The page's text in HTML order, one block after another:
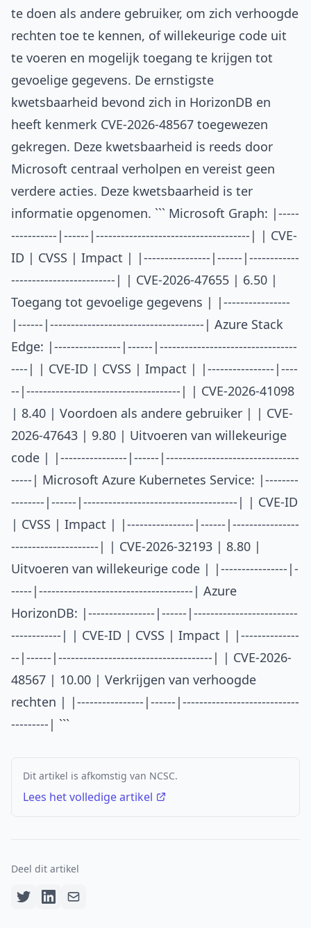
te doen als andere gebruiker, om zich verhoogde
rechten toe te kennen, of willekeurige code uit
te voeren en mogelijk toegang te krijgen tot
gevoelige gegevens. De ernstigste
kwetsbaarheid bevond zich in HorizonDB en
heeft kenmerk CVE-2026-48567 toegewezen
gekregen. Deze kwetsbaarheid is reeds door
Microsoft centraal verholpen en vereist geen
verdere acties. Deze kwetsbaarheid is ter
informatie opgenomen. ``` Microsoft Graph: |-----
-----------|------|-------------------------------------| | CVE-
ID | CVSS | Impact | |----------------|------|------------
-------------------------| | CVE-2026-47655 | 6.50 |
Toegang tot gevoelige gegevens | |----------------
|------|-------------------------------------| Azure Stack
Edge: |----------------|------|---------------------------------
----| | CVE-ID | CVSS | Impact | |----------------|----
--|-------------------------------------| | CVE-2026-41098
| 8.40 | Voordoen als andere gebruiker | | CVE-
2026-47643 | 9.80 | Uitvoeren van willekeurige
code | |----------------|------|--------------------------------
-----| Microsoft Azure Kubernetes Service: |--------
--------|------|-------------------------------------| | CVE-ID
| CVSS | Impact | |----------------|------|----------------
---------------------| | CVE-2026-32193 | 8.80 |
Uitvoeren van willekeurige code | |----------------|-
-----|-------------------------------------| Azure
HorizonDB: |----------------|------|-------------------------
------------| | CVE-ID | CVSS | Impact | |--------------
--|------|-------------------------------------| | CVE-2026-
48567 | 10.00 | Verkrijgen van verhoogde
rechten | |----------------|------|----------------------------
---------| ```
Dit artikel is afkomstig van NCSC.
Lees het volledige artikel
Deel dit artikel